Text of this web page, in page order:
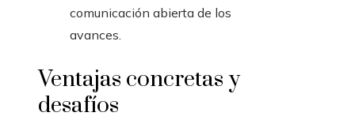
comunicación abierta de los
avances.
Ventajas concretas y
desafíos